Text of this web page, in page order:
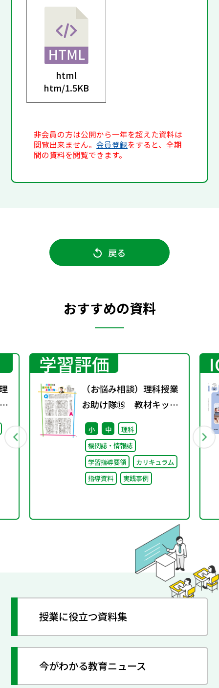
html
htm/1.5KB
非会員の方は公開から一年を超えた資料は
閲覧出来ません。会員登録をすると、全期
間の資料を閲覧できます。
戻る
おすすめの資料
学習評価
（お悩み相談）理科授業
お助け隊⑮ 教材キット
で主体的で個別最適な学
びを
小 中
理科
機関誌・情報誌
学習指導要領
カリキュラム
指導資料
実践事例
授業に役立つ資料集
今がわかる教育ニュース